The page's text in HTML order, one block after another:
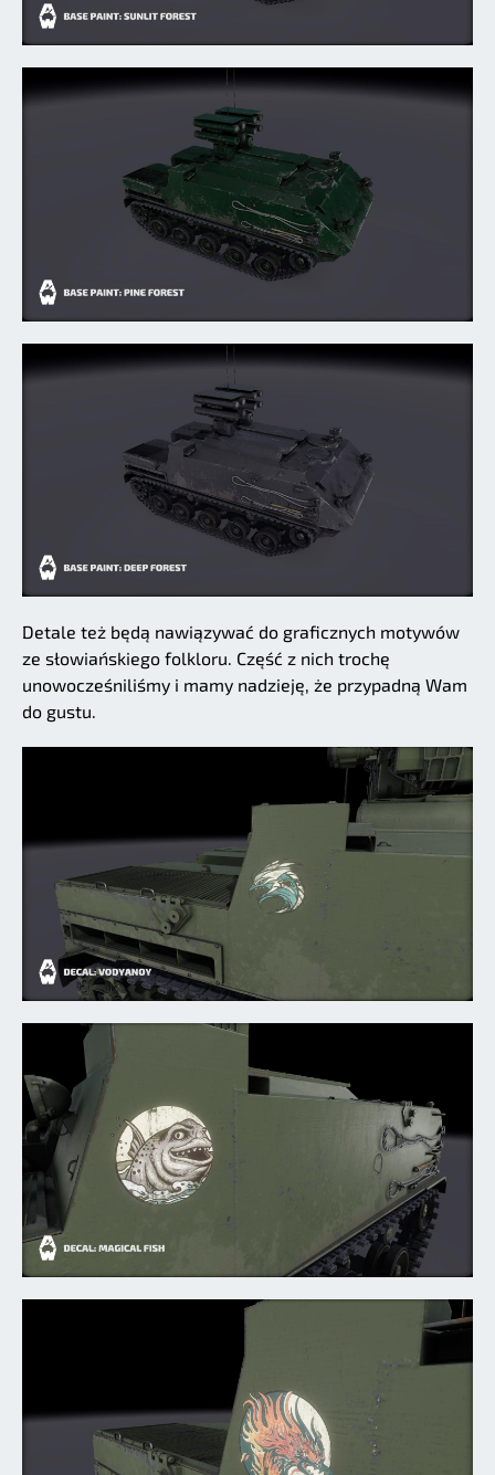
Detale też będą nawiązywać do graficznych motywów
ze słowiańskiego folkloru. Część z nich trochę
unowocześniliśmy i mamy nadzieję, że przypadną Wam
do gustu.